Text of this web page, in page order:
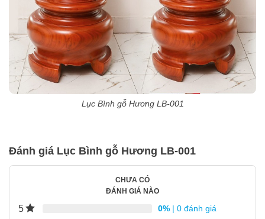
Lục Bình gỗ Hương LB-001
Đánh giá Lục Bình gỗ Hương LB-001
CHƯA CÓ
ĐÁNH GIÁ NÀO
5 0% | 0 đánh giá